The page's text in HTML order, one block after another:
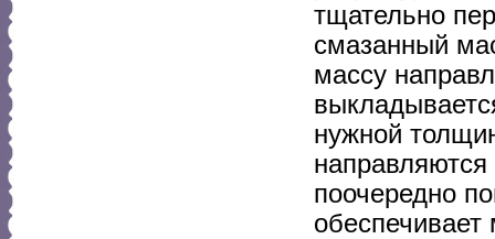
тщательно
смазанный
массу
нужной
поочередно